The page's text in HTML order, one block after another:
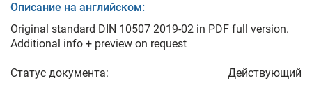
Описание на английском:
Original standard DIN 10507 2019-02 in PDF full version.
Additional info + preview on request
Статус документа: Действующий